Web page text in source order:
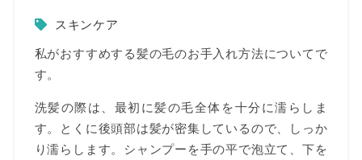
スキンケア
私がおすすめする髪の毛のお手入れ方法についてで
す。
洗髪の際は、最初に髪の毛全体を十分に濡らしま
す。とくに後頭部は髪が密集しているので、しっか
り濡らします。シャンプーを手の平で泡立て、下を